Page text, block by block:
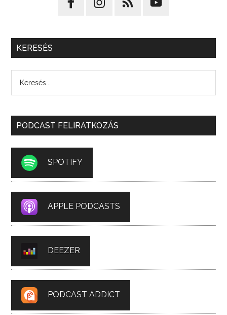
KERESÉS
PODCAST FELIRATKOZÁS
SPOTIFY
APPLE PODCASTS
DEEZER
PODCAST ADDICT